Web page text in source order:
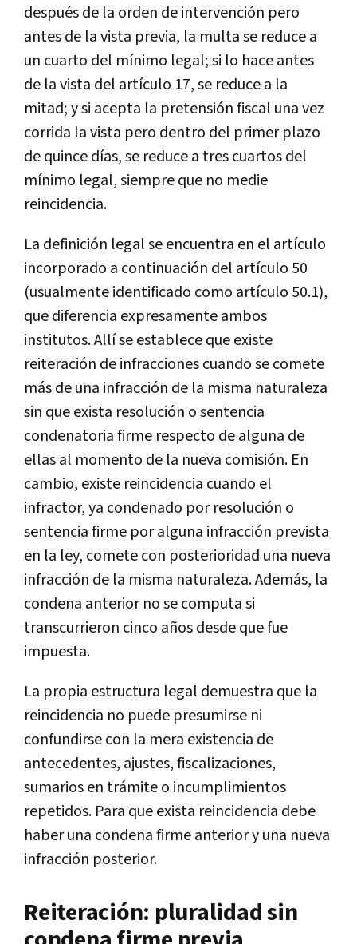
después de la orden de intervención pero
antes de la vista previa, la multa se reduce a
un cuarto del mínimo legal; si lo hace antes
de la vista del artículo 17, se reduce a la
mitad; y si acepta la pretensión fiscal una vez
corrida la vista pero dentro del primer plazo
de quince días, se reduce a tres cuartos del
mínimo legal, siempre que no medie
reincidencia.
La definición legal se encuentra en el artículo
incorporado a continuación del artículo 50
(usualmente identificado como artículo 50.1),
que diferencia expresamente ambos
institutos. Allí se establece que existe
reiteración de infracciones cuando se comete
más de una infracción de la misma naturaleza
sin que exista resolución o sentencia
condenatoria firme respecto de alguna de
ellas al momento de la nueva comisión. En
cambio, existe reincidencia cuando el
infractor, ya condenado por resolución o
sentencia firme por alguna infracción prevista
en la ley, comete con posterioridad una nueva
infracción de la misma naturaleza. Además, la
condena anterior no se computa si
transcurrieron cinco años desde que fue
impuesta.
La propia estructura legal demuestra que la
reincidencia no puede presumirse ni
confundirse con la mera existencia de
antecedentes, ajustes, fiscalizaciones,
sumarios en trámite o incumplimientos
repetidos. Para que exista reincidencia debe
haber una condena firme anterior y una nueva
infracción posterior.
Reiteración: pluralidad sin